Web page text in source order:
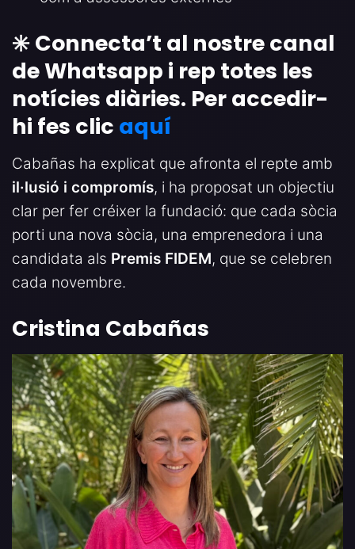
✳️Connecta’t al nostre canal
de Whatsapp i rep totes les
notícies diàries. Per accedir-
hi fes clic aquí
Cabañas ha explicat que afronta el repte amb
il·lusió i compromís, i ha proposat un objectiu
clar per fer créixer la fundació: que cada sòcia
porti una nova sòcia, una emprenedora i una
candidata als Premis FIDEM, que se celebren
cada novembre.
Cristina Cabañas